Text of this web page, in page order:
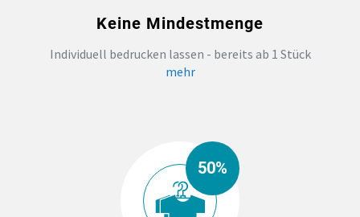
Keine Mindestmenge
Individuell bedrucken lassen - bereits ab 1 Stück
mehr
50%